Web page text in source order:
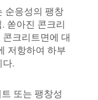
순응성의 팽창
쏟아진 콘크리
크리트면에 대
저항하여 하부
다.
또는 팽창성